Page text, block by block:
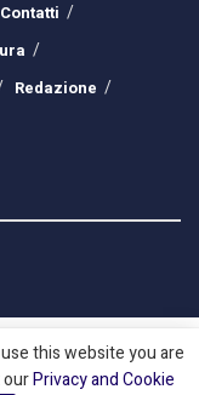
Contatti
Redazione
this website you are
ourPrivacy and Cookie